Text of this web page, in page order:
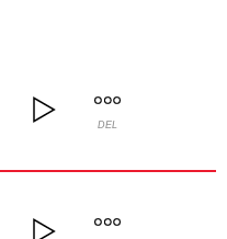
DEL